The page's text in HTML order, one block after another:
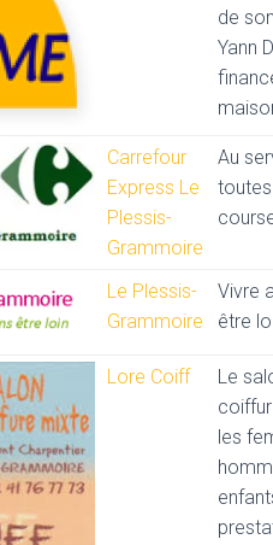
de
Yann
Carrefour
Express Le
Plessis-
Grammoire
Au
Le Plessis-
Grammoire
Vivre
être
Lore Coiff
Le
les